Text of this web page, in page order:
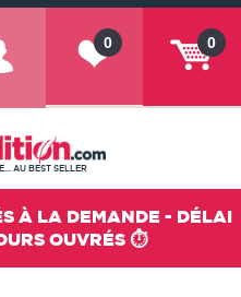
0
0
AU BEST SELLER
À LA DEMANDE - DÉLAI
OUVRÉS ⏱️